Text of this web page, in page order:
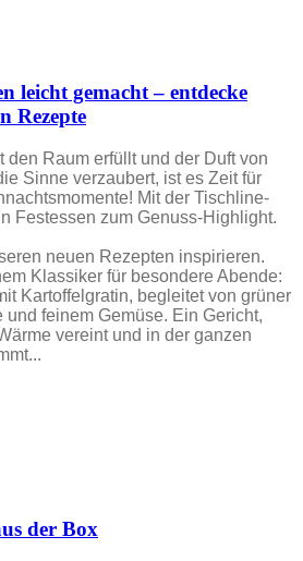
leicht gemacht – entdecke
Rezepte
den Raum erfüllt und der Duft von
Sinne verzaubert, ist es Zeit für
Mit der Tischline-
Festessen zum Genuss-Highlight.
neuen Rezepten inspirieren.
Klassiker für besondere Abende:
Kartoffelgratin, begleitet von grüner
und feinem Gemüse. Ein Gericht,
vereint und in der ganzen
der Box